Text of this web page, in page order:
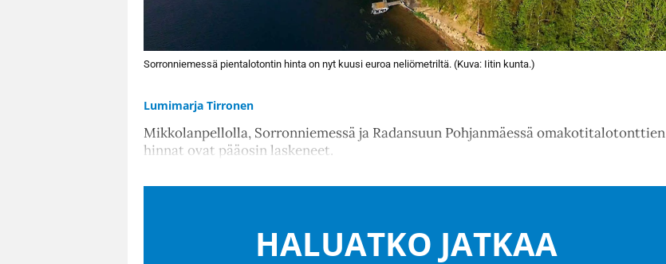
Sorronniemessä pientalotontin hinta on nyt kuusi euroa neliömetriltä. (Kuva: Iitin kunta.)
Lumimarja Tirronen
Mikkolanpellolla, Sorronniemessä ja Radansuun Pohjanmäessä omakotitalotonttien
hinnat ovat pääosin laskeneet.
HALUATKO JATKAA